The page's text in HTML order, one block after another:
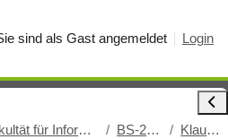
sind als Gast angemeldet Login
Fakultät für Informatik BS-22_1 Klausur